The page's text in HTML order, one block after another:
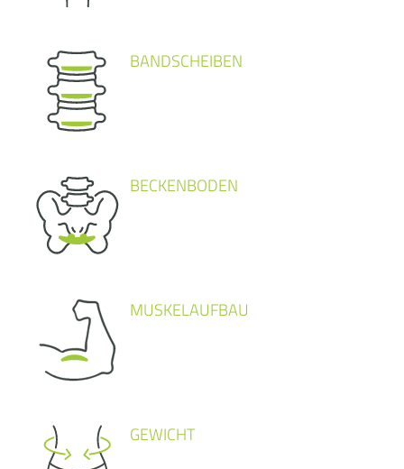
BANDSCHEIBEN
BECKENBODEN
MUSKELAUFBAU
GEWICHT